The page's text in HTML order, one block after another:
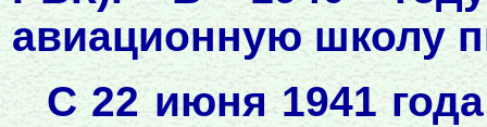
авиационную школу
С 22 июня 1941